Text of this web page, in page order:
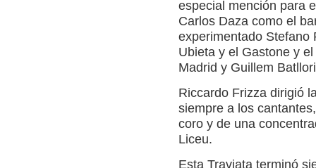
especial mención para
Carlos Daza como el
experimentado Stefano
Ubieta y el Gastone y
Madrid y Guillem
Riccardo Frizza dirigió
siempre a los
coro y de una
Liceu.
Esta Traviata terminó